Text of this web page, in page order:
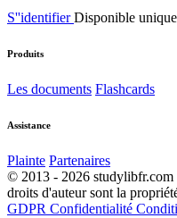
S''identifierDisponible
Produits
Les documents Flashcards
Assistance
Plainte Partenaires
© 2013 - 2026 studylibfr.com
droits d'auteur sont la
GDPR Confidentialité